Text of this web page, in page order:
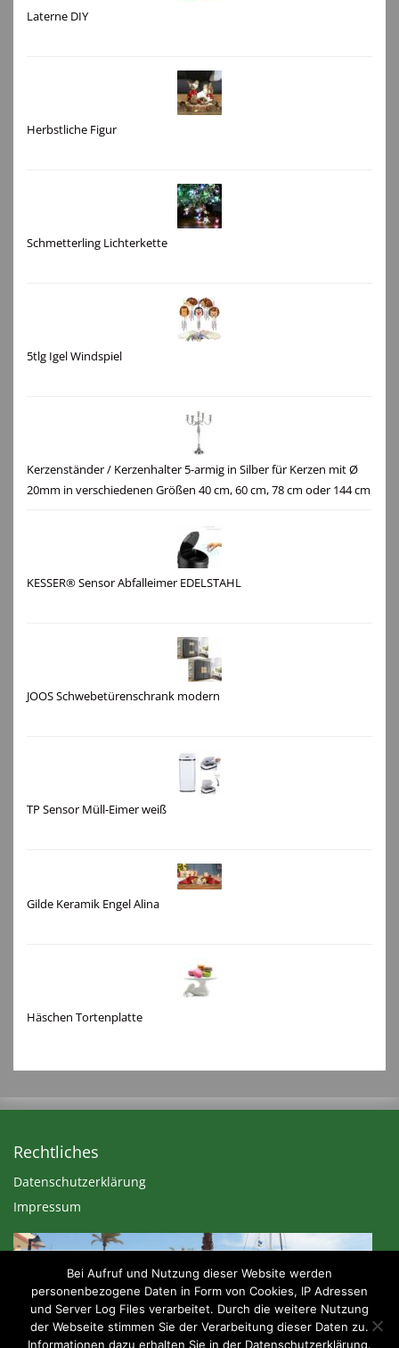
Laterne DIY
Herbstliche Figur
Schmetterling Lichterkette
5tlg Igel Windspiel
Kerzenständer / Kerzenhalter 5-armig in Silber für Kerzen mit Ø
20mm in verschiedenen Größen 40 cm, 60 cm, 78 cm oder 144 cm
KESSER® Sensor Abfalleimer EDELSTAHL
JOOS Schwebetürenschrank modern
TP Sensor Müll-Eimer weiß
Gilde Keramik Engel Alina
Häschen Tortenplatte
Rechtliches
Datenschutzerklärung
Impressum
Bei Aufruf und Nutzung dieser Website werden
personenbezogene Daten in Form von Cookies, IP Adressen
und Server Log Files verarbeitet. Durch die weitere Nutzung
der Webseite stimmen Sie der Verarbeitung dieser Daten zu.
Informationen dazu erhalten Sie in der Datenschutzerklärung.